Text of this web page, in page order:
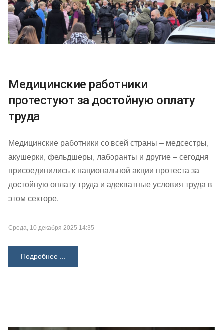
Медицинские работники
протестуют за достойную оплату
труда
Медицинские работники со всей страны – медсестры,
акушерки, фельдшеры, лаборанты и другие – сегодня
присоединились к национальной акции протеста за
достойную оплату труда и адекватные условия труда в
этом секторе.
Среда, 10 декабря 2025 14:35
Подробнее ...